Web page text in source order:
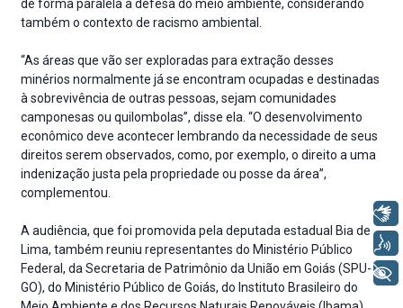
de forma paralela à defesa do meio ambiente, considerando
também o contexto de racismo ambiental.
“As áreas que vão ser exploradas para extração desses
minérios normalmente já se encontram ocupadas e destinadas
à sobrevivência de outras pessoas, sejam comunidades
camponesas ou quilombolas”, disse ela. “O desenvolvimento
econômico deve acontecer lembrando da necessidade de seus
direitos serem observados, como, por exemplo, o direito a uma
indenização justa pela propriedade ou posse da área”,
complementou.
A audiência, que foi promovida pela deputada estadual Bia de
Lima, também reuniu representantes do Ministério Público
Federal, da Secretaria de Patrimônio da União em Goiás (SPU-
GO), do Ministério Público de Goiás, do Instituto Brasileiro do
Voz
+ Acessibilidade